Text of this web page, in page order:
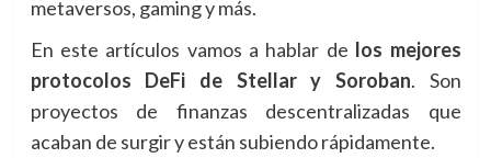
metaversos, gaming y más.
En este artículos vamos a hablar de los mejores
protocolos DeFi de Stellar y Soroban. Son
proyectos de finanzas descentralizadas que
acaban de surgir y están subiendo rápidamente.